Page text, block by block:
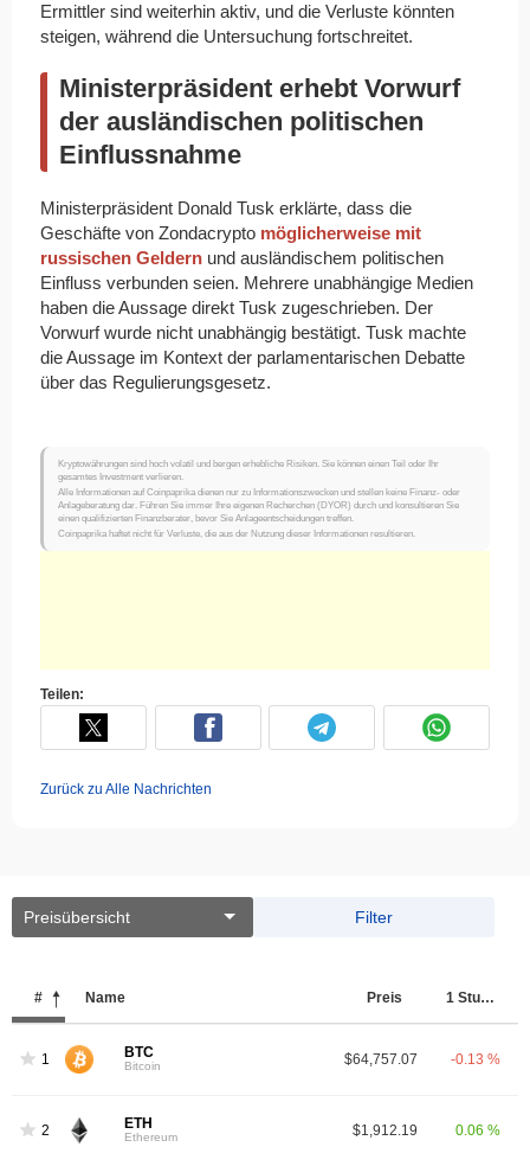
Ermittler sind weiterhin aktiv, und die Verluste könnten
steigen, während die Untersuchung fortschreitet.
Ministerpräsident erhebt Vorwurf
der ausländischen politischen
Einflussnahme
Ministerpräsident Donald Tusk erklärte, dass die
Geschäfte von Zondacrypto möglicherweise mit
russischen Geldern und ausländischem politischen
Einfluss verbunden seien. Mehrere unabhängige Medien
haben die Aussage direkt Tusk zugeschrieben. Der
Vorwurf wurde nicht unabhängig bestätigt. Tusk machte
die Aussage im Kontext der parlamentarischen Debatte
über das Regulierungsgesetz.
Kryptowährungen sind hoch volatil und bergen erhebliche Risiken. Sie können einen Teil oder Ihr
gesamtes Investment verlieren.
Alle Informationen auf Coinpaprika dienen nur zu Informationszwecken und stellen keine Finanz- oder
Anlageberatung dar. Führen Sie immer Ihre eigenen Recherchen (DYOR) durch und konsultieren Sie
einen qualifizierten Finanzberater, bevor Sie Anlageentscheidungen treffen.
Coinpaprika haftet nicht für Verluste, die aus der Nutzung dieser Informationen resultieren.
Teilen:
Zurück zu Alle Nachrichten
Preisübersicht Filter
# Name Preis 1 Stunde
1 BTC
Bitcoin $64,757.07 -0.13 %
2 ETH
Ethereum $1,912.19 0.06 %